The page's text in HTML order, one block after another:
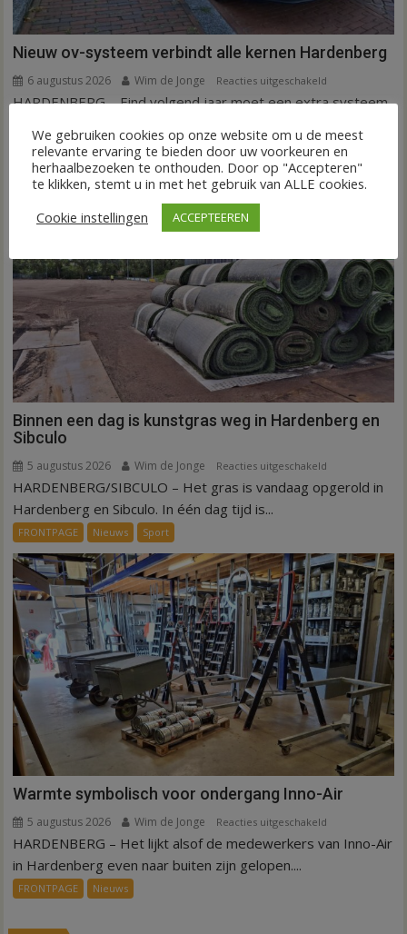
Nieuw ov-systeem verbindt alle kernen Hardenberg
6 augustus 2026 Wim de Jonge Reacties uitgeschakeld
Nieuw
systeem
verbindt
alle
HARDENBERG – Eind volgend jaar moet een extra systeem
FRONTPAGE Nieuws
Binnen een dag is kunstgras weg in Hardenberg en
Sibculo
5 augustus 2026 Wim de Jonge Reacties uitgeschakeld
Binnen
kunstgras
weg
in
Hardenberg
en
Sibculo
HARDENBERG/SIBCULO – Het gras is vandaag opgerold in
Hardenberg en Sibculo. In één dag tijd is...
FRONTPAGE Nieuws Sport
Warmte symbolisch voor ondergang Inno-Air
5 augustus 2026 Wim de Jonge Reacties uitgeschakeld
Warmte
HARDENBERG – Het lijkt alsof de medewerkers van Inno-Air
in Hardenberg even naar buiten zijn gelopen....
FRONTPAGE Nieuws
We gebruiken cookies op onze website om u de meest
relevante ervaring te bieden door uw voorkeuren en
herhaalbezoeken te onthouden. Door op "Accepteren"
te klikken, stemt u in met het gebruik van ALLE cookies.
Cookie instellingen
ACCEPTEEREN